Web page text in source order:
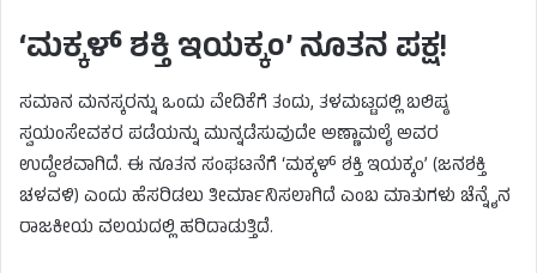
‘ಮಕ್ಕಳ್ ಶಕ್ತಿ ಇಯಕ್ಕಂ’ ನೂತನ ಪಕ್ಷ!
ಸಮಾನ ಮನಸ್ಕರನ್ನು ಒಂದು ವೇದಿಕೆಗೆ ತಂದು, ತಳಮಟ್ಟದಲ್ಲಿ ಬಲಿಷ್ಠ
ಸ್ವಯಂಸೇವಕರ ಪಡೆಯನ್ನು ಮುನ್ನಡೆಸುವುದೇ ಅಣ್ಣಾಮಲೈ ಅವರ
ಉದ್ದೇಶವಾಗಿದೆ. ಈ ನೂತನ ಸಂಘಟನೆಗೆ ‘ಮಕ್ಕಳ್ ಶಕ್ತಿ ಇಯಕ್ಕಂ’ (ಜನಶಕ್ತಿ
ಚಳವಳಿ) ಎಂದು ಹೆಸರಿಡಲು ತೀರ್ಮಾನಿಸಲಾಗಿದೆ ಎಂಬ ಮಾತುಗಳು ಚೆನ್ನೈನ
ರಾಜಕೀಯ ವಲಯದಲ್ಲಿ ಹರಿದಾಡುತ್ತಿದೆ.